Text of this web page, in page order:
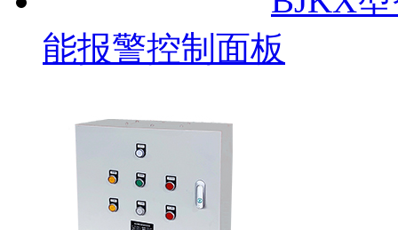
能报警控制面板